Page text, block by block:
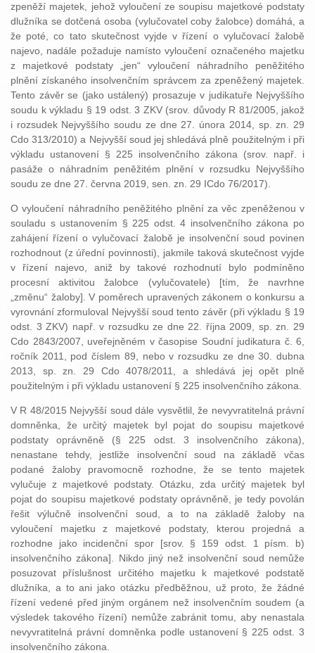
zpeněží majetek, jehož vyloučení ze soupisu majetkové podstaty
dlužníka se dotčená osoba (vylučovatel coby žalobce) domáhá, a
že poté, co tato skutečnost vyjde v řízení o vylučovací žalobě
najevo, nadále požaduje namísto vyloučení označeného majetku
z majetkové podstaty „jen“ vyloučení náhradního peněžitého
plnění získaného insolvenčním správcem za zpeněžený majetek.
Tento závěr se (jako ustálený) prosazuje v judikatuře Nejvyššího
soudu k výkladu § 19 odst. 3 ZKV (srov. důvody R 81/2005, jakož
i rozsudek Nejvyššího soudu ze dne 27. února 2014, sp. zn. 29
Cdo 313/2010) a Nejvyšší soud jej shledává plně použitelným i při
výkladu ustanovení § 225 insolvenčního zákona (srov. např. i
pasáže o náhradním peněžitém plnění v rozsudku Nejvyššího
soudu ze dne 27. června 2019, sen. zn. 29 ICdo 76/2017).
O vyloučení náhradního peněžitého plnění za věc zpeněženou v
souladu s ustanovením § 225 odst. 4 insolvenčního zákona po
zahájení řízení o vylučovací žalobě je insolvenční soud povinen
rozhodnout (z úřední povinnosti), jakmile taková skutečnost vyjde
v řízení najevo, aniž by takové rozhodnutí bylo podmíněno
procesní aktivitou žalobce (vylučovatele) [tím, že navrhne
„změnu“ žaloby]. V poměrech upravených zákonem o konkursu a
vyrovnání zformuloval Nejvyšší soud tento závěr (při výkladu § 19
odst. 3 ZKV) např. v rozsudku ze dne 22. října 2009, sp. zn. 29
Cdo 2843/2007, uveřejněném v časopise Soudní judikatura č. 6,
ročník 2011, pod číslem 89, nebo v rozsudku ze dne 30. dubna
2013, sp. zn. 29 Cdo 4078/2011, a shledává jej opět plně
použitelným i při výkladu ustanovení § 225 insolvenčního zákona.
V R 48/2015 Nejvyšší soud dále vysvětlil, že nevyvratitelná právní
domněnka, že určitý majetek byl pojat do soupisu majetkové
podstaty oprávněně (§ 225 odst. 3 insolvenčního zákona),
nenastane tehdy, jestliže insolvenční soud na základě včas
podané žaloby pravomocně rozhodne, že se tento majetek
vylučuje z majetkové podstaty. Otázku, zda určitý majetek byl
pojat do soupisu majetkové podstaty oprávněně, je tedy povolán
řešit výlučně insolvenční soud, a to na základě žaloby na
vyloučení majetku z majetkové podstaty, kterou projedná a
rozhodne jako incidenční spor [srov. § 159 odst. 1 písm. b)
insolvenčního zákona]. Nikdo jiný než insolvenční soud nemůže
posuzovat příslušnost určitého majetku k majetkové podstatě
dlužníka, a to ani jako otázku předběžnou, už proto, že žádné
řízení vedené před jiným orgánem než insolvenčním soudem (a
výsledek takového řízení) nemůže zabránit tomu, aby nenastala
nevyvratitelná právní domněnka podle ustanovení § 225 odst. 3
insolvenčního zákona.